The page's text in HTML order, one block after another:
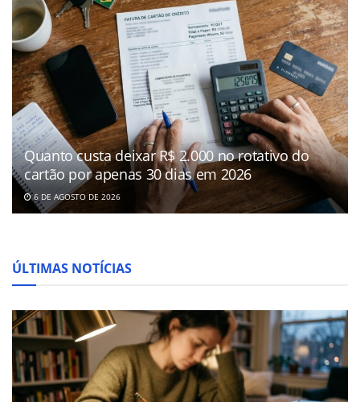
Quanto custa deixar R$ 2.000 no rotativo do
cartão por apenas 30 dias em 2026
6 DE AGOSTO DE 2026
ÚLTIMAS NOTÍCIAS